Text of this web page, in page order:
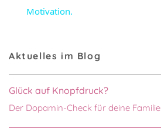
Motivation.
Aktuelles im Blog
Glück auf Knopfdruck?
Der Dopamin-Check für deine Familie